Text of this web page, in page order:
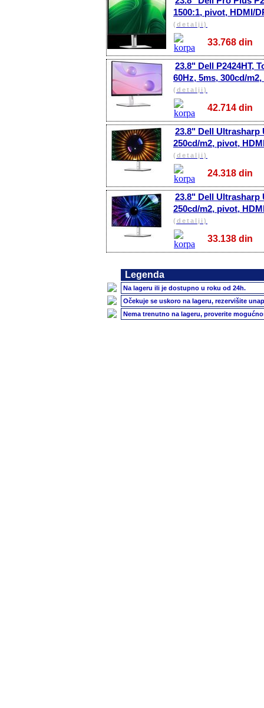
1500:1, pivot, HDMI/
(detalji)
33.768
23.8" Dell P2424HT,
60Hz, 5ms, 300cd/
(detalji)
42.714
23.8" Dell Ultrasharp
250cd/m2, pivot,
(detalji)
24.318
23.8" Dell Ultrasharp
250cd/m2, pivot,
(detalji)
33.138
Legenda
Na lageru ili je dostupno u roku od 24h.
Očekuje se uskoro na lageru, rezervišite
Nema trenutno na lageru, proverite